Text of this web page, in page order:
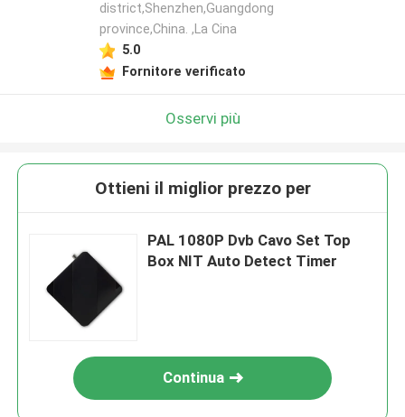
district,Shenzhen,Guangdong
province,China. ,La Cina
5.0
Fornitore verificato
Osservi più
Ottieni il miglior prezzo per
PAL 1080P Dvb Cavo Set Top
Box NIT Auto Detect Timer
Continua